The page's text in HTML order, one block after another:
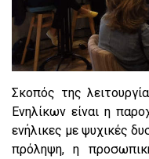
Σκοπός της
Ενηλίκων είναι η
ενήλικες με ψυχικές
πρόληψη, η